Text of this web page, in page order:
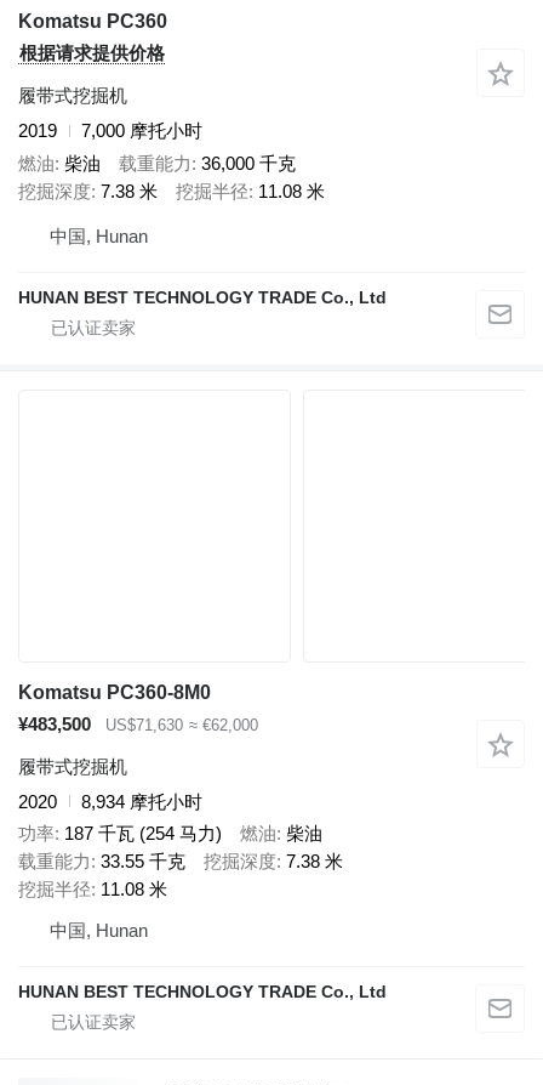
Komatsu PC360
根据请求提供价格
履带式挖掘机
2019
7,000 摩托小时
燃油 柴油 载重能力 36,000 千克
挖掘深度 7.38 米 挖掘半径 11.08 米
中国, Hunan
HUNAN BEST TECHNOLOGY TRADE Co., Ltd
Komatsu PC360-8M0
¥483,500
US$71,630 ≈ €62,000
履带式挖掘机
2020
8,934 摩托小时
功率 187 千瓦 (254 马力) 燃油 柴油
载重能力 33.55 千克 挖掘深度 7.38 米
挖掘半径 11.08 米
中国, Hunan
HUNAN BEST TECHNOLOGY TRADE Co., Ltd